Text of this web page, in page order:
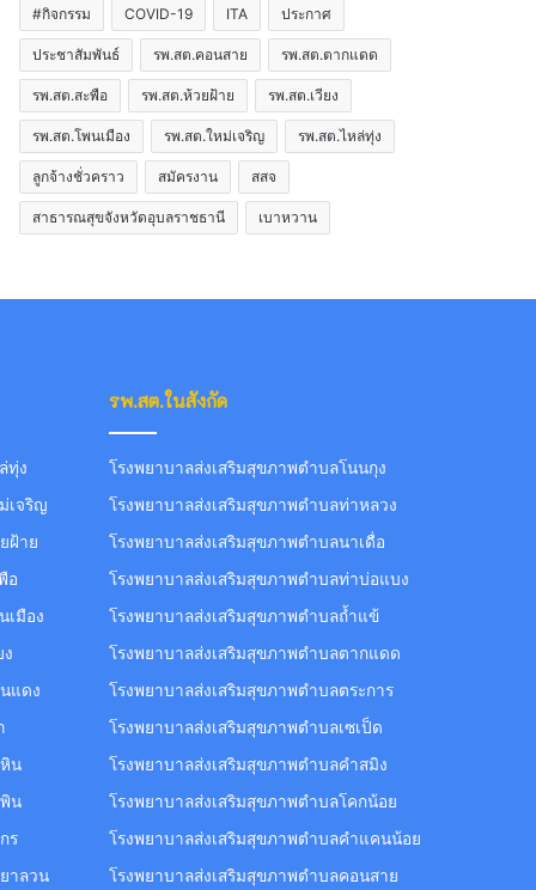
#กิจกรรม COVID-19 ITA ประกาศ
ประชาสัมพันธ์ รพ.สต.คอนสาย รพ.สต.ตากแดด
รพ.สต.สะพือ รพ.สต.ห้วยฝ้าย รพ.สต.เวียง
รพ.สต.โพนเมือง รพ.สต.ใหม่เจริญ รพ.สต.ไหล่ทุ่ง
ลูกจ้างชั่วคราว สมัครงาน สสจ
สาธารณสุขจังหวัดอุบลราชธานี เบาหวาน
ทุ่ง
เจริญ
ฝ้าย
อ
เมือง
แดง
น
น
ร
าลวน
รพ.สต.ในสังกัด
โรงพยาบาลส่งเสริมสุขภาพตำบลโนนกุง
โรงพยาบาลส่งเสริมสุขภาพตำบลท่าหลวง
โรงพยาบาลส่งเสริมสุขภาพตำบลนาเดื่อ
โรงพยาบาลส่งเสริมสุขภาพตำบลท่าบ่อแบง
โรงพยาบาลส่งเสริมสุขภาพตำบลถ้ำแข้
โรงพยาบาลส่งเสริมสุขภาพตำบลตากแดด
โรงพยาบาลส่งเสริมสุขภาพตำบลตระการ
โรงพยาบาลส่งเสริมสุขภาพตำบลเซเป็ด
โรงพยาบาลส่งเสริมสุขภาพตำบลคำสมิง
โรงพยาบาลส่งเสริมสุขภาพตำบลโคกน้อย
โรงพยาบาลส่งเสริมสุขภาพตำบลคำแคนน้อย
โรงพยาบาลส่งเสริมสุขภาพตำบลคอนสาย